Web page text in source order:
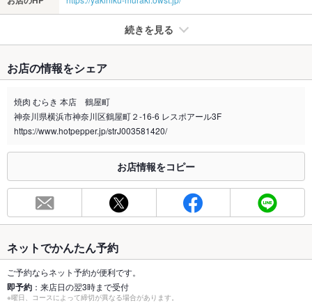
続きを見る
禁煙・喫煙
全席喫煙可
喫煙専用室 なし
合わせください。
お席
40席(大人数での宴会希望は要相談。各種宴会の予約承り中。)
容人数
個室 あり ：最大6名様までOK完全個室あり
座敷 なし
お店の情報をシェア
焼肉 むらき 本店 鶴屋町
神奈川県横浜市神奈川区鶴屋町２-16-6 レスポアール3F
https://www.hotpepper.jp/strJ003581420/
お店情報をコピー
ネットでかんたん予約
ご予約ならネット予約が便利です。
即予約 ：来店日の翌3時まで受付
※曜日、コースによって締切が異なる場合があります。